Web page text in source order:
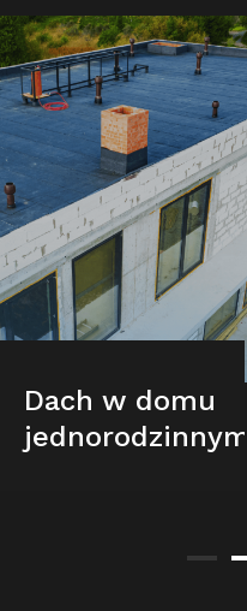
Dach w domu
jednorodzinnym